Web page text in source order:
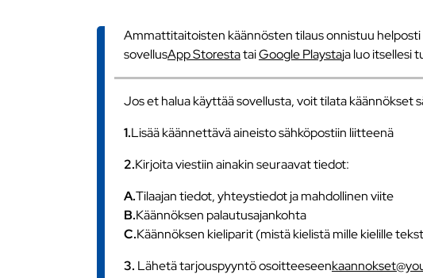
Ammattitaitoisten käännösten tilaus onnistuu
sovellusApp StorestataiGoogle Playstaja luo itsellesi
Jos et halua käyttää sovellusta, voit tilata käännökset
1.Lisää käännettävä aineisto sähköpostiin liitteenä
2.Kirjoita viestiin ainakin seuraavat tiedot:
A.Tilaajan tiedot, yhteystiedot ja mahdollinen viite
B.Käännöksen palautusajankohta
C.Käännöksen kieliparit (mistä kielistä mille kielille
3. Lähetä tarjouspyyntö osoitteeseen